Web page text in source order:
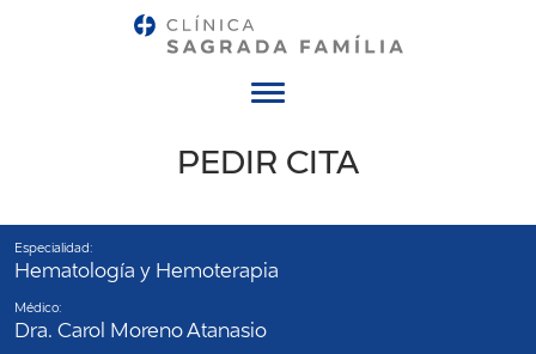
PEDIR CITA
Especialidad:
Hematología y Hemoterapia
Médico:
Dra. Carol Moreno Atanasio